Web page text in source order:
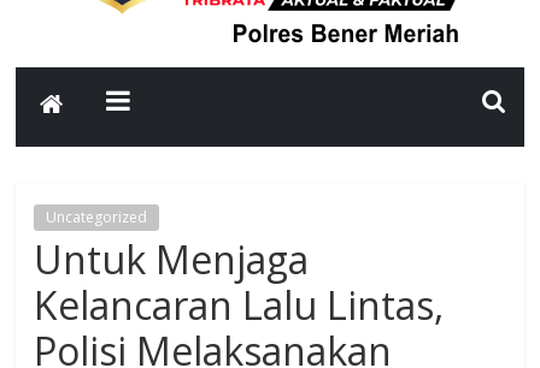
Patroli Malam Polsek Wih Pesam Intensifkan Antisipasi
Ajak Warga Tingkatkan Kewaspadaan dan Jaga Kamtibmas
Uncategorized
Untuk Menjaga
Kelancaran Lalu Lintas,
Polisi Melaksanakan